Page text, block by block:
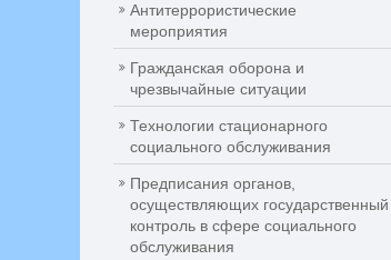
Антитеррористические
мероприятия
Гражданская оборона и
чрезвычайные ситуации
Технологии стационарного
социального обслуживания
Предписания органов,
осуществляющих государственный
контроль в сфере социального
обслуживания